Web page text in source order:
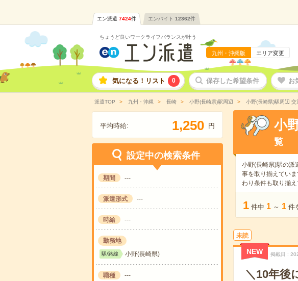
エン派遣 7424件 エンバイト 12362件
ちょうど良いワークライフバランスが叶う
九州・沖縄版 エリア変更
気になる！リスト 0 保存した希望条件 お
派遣TOP 九州・沖縄 長崎 小野(長崎県)駅周辺 小野(長崎県)駅周辺
平均時給: 1,250 円
設定中の検索条件
期間 ---
派遣形式 ---
時給 ---
勤務地
駅/路線 小野(長崎県)
職種 ---
小
覧
小野(長崎県)駅の派
事を取り揃えていま
わり条件も取り揃え
1 件中 1 ～ 1 件
未読
NEW 掲載日
＼10年後